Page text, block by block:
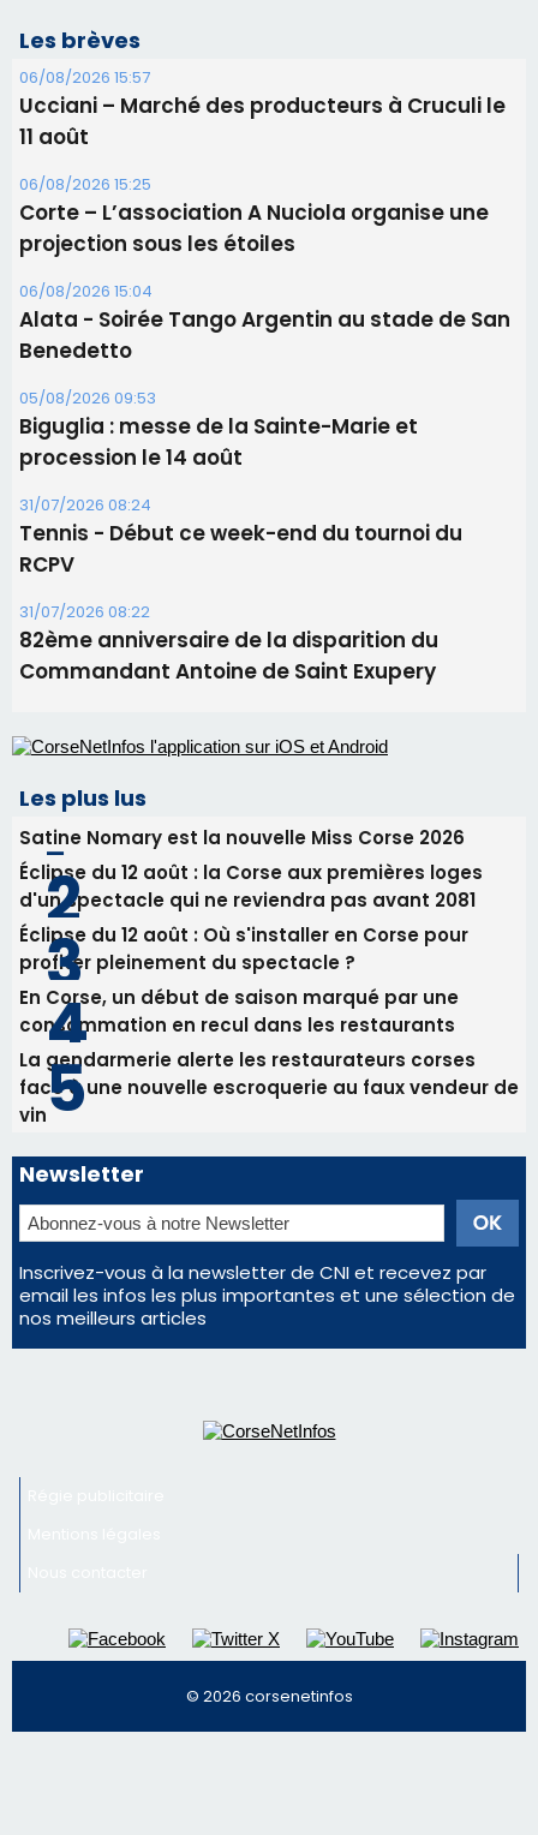
Les brèves
06/08/2026 15:57
Ucciani – Marché des producteurs à Cruculi le
11 août
06/08/2026 15:25
Corte – L’association A Nuciola organise une
projection sous les étoiles
06/08/2026 15:04
Alata - Soirée Tango Argentin au stade de San
Benedetto
05/08/2026 09:53
Biguglia : messe de la Sainte-Marie et
procession le 14 août
31/07/2026 08:24
Tennis - Début ce week-end du tournoi du
RCPV
31/07/2026 08:22
82ème anniversaire de la disparition du
Commandant Antoine de Saint Exupery
Les plus lus
Satine Nomary est la nouvelle Miss Corse 2026
Éclipse du 12 août : la Corse aux premières loges
d'un spectacle qui ne reviendra pas avant 2081
Éclipse du 12 août : Où s'installer en Corse pour
profiter pleinement du spectacle ?
En Corse, un début de saison marqué par une
consommation en recul dans les restaurants
La gendarmerie alerte les restaurateurs corses
face à une nouvelle escroquerie au faux vendeur de
vin
Newsletter
Inscrivez-vous à la newsletter de CNI et recevez par
email les infos les plus importantes et une sélection de
nos meilleurs articles
© 2026 corsenetinfos